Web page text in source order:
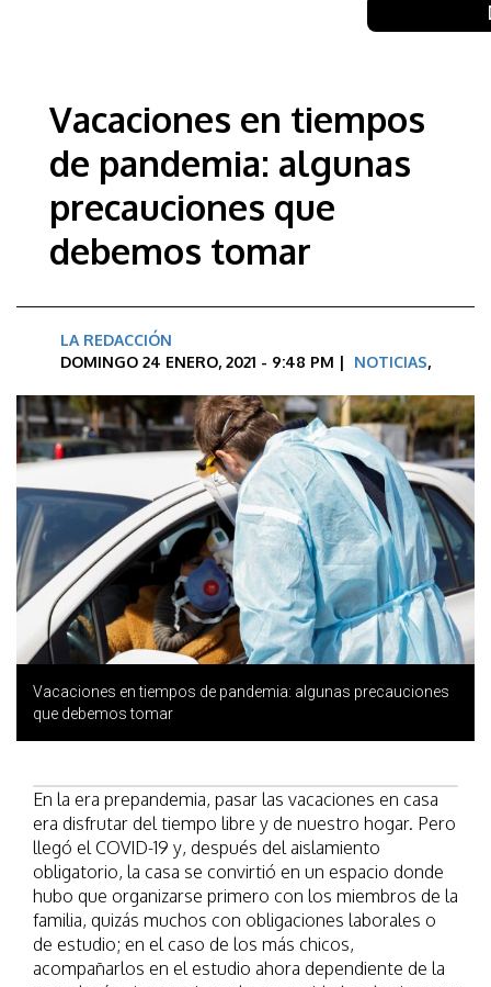
Vacaciones en tiempos
de pandemia: algunas
precauciones que
debemos tomar
LA REDACCIÓN
DOMINGO 24 ENERO, 2021 - 9:48 PM | NOTICIAS,
Vacaciones en tiempos de pandemia: algunas precauciones
que debemos tomar
En la era prepandemia, pasar las vacaciones en casa
era disfrutar del tiempo libre y de nuestro hogar. Pero
llegó el COVID-19 y, después del aislamiento
obligatorio, la casa se convirtió en un espacio donde
hubo que organizarse primero con los miembros de la
familia, quizás muchos con obligaciones laborales o
de estudio; en el caso de los más chicos,
acompañarlos en el estudio ahora dependiente de la